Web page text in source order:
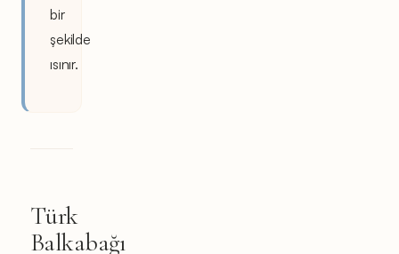
bir
şekilde
ısınır.
Türk
Balkabağı